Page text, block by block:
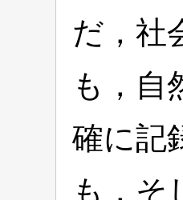
だ，社
も，自
確に記
も，そ